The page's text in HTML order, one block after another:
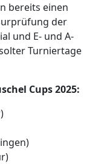
bereits einen
der
und E- und A-
Turniertage
Cups 2025: